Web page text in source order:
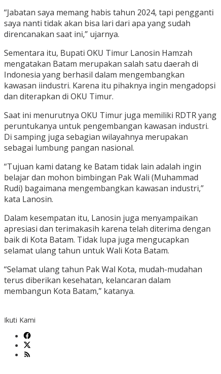
“Jabatan saya memang habis tahun 2024, tapi pengganti
saya nanti tidak akan bisa lari dari apa yang sudah
direncanakan saat ini,” ujarnya.
Sementara itu, Bupati OKU Timur Lanosin Hamzah
mengatakan Batam merupakan salah satu daerah di
Indonesia yang berhasil dalam mengembangkan
kawasan iindustri. Karena itu pihaknya ingin mengadopsi
dan diterapkan di OKU Timur.
Saat ini menurutnya OKU Timur juga memiliki RDTR yang
peruntukanya untuk pengembangan kawasan industri.
Di samping juga sebagian wilayahnya merupakan
sebagai lumbung pangan nasional.
“Tujuan kami datang ke Batam tidak lain adalah ingin
belajar dan mohon bimbingan Pak Wali (Muhammad
Rudi) bagaimana mengembangkan kawasan industri,”
kata Lanosin.
Dalam kesempatan itu, Lanosin juga menyampaikan
apresiasi dan terimakasih karena telah diterima dengan
baik di Kota Batam. Tidak lupa juga mengucapkan
selamat ulang tahun untuk Wali Kota Batam.
“Selamat ulang tahun Pak Wal Kota, mudah-mudahan
terus diberikan kesehatan, kelancaran dalam
membangun Kota Batam,” katanya.
Ikuti Kami